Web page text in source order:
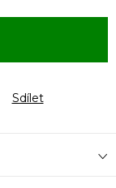
Sdílet